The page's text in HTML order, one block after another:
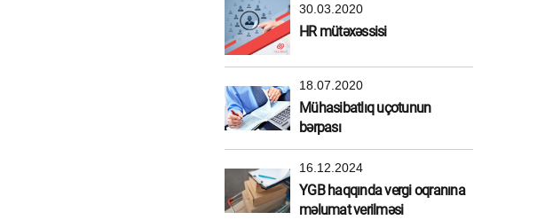
30.03.2020
HR mütəxəssisi
18.07.2020
Mühasibatlıq uçotunun
bərpası
16.12.2024
YGB haqqında vergi oqranına
məlumat verilməsi